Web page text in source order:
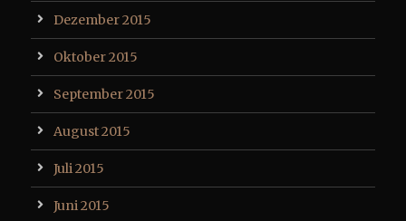
Dezember 2015
Oktober 2015
September 2015
August 2015
Juli 2015
Juni 2015